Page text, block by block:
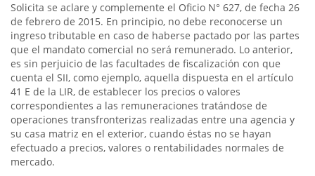
Solicita se aclare y complemente el Oficio N° 627, de fecha 26
de febrero de 2015. En principio, no debe reconocerse un
ingreso tributable en caso de haberse pactado por las partes
que el mandato comercial no será remunerado. Lo anterior,
es sin perjuicio de las facultades de fiscalización con que
cuenta el SII, como ejemplo, aquella dispuesta en el artículo
41 E de la LIR, de establecer los precios o valores
correspondientes a las remuneraciones tratándose de
operaciones transfronterizas realizadas entre una agencia y
su casa matriz en el exterior, cuando éstas no se hayan
efectuado a precios, valores o rentabilidades normales de
mercado.